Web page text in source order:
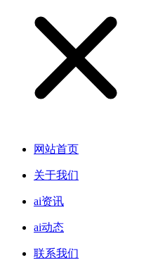
网站首页
关于我们
ai资讯
ai动态
联系我们